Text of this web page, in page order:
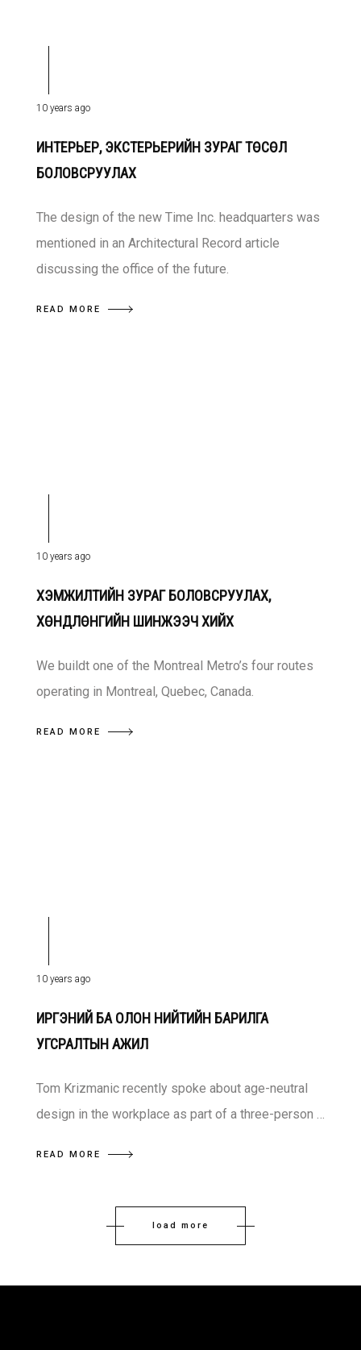
10 years ago
ИНТЕРЬЕР, ЭКСТЕРЬЕРИЙН ЗУРАГ ТӨСӨЛ
БОЛОВСРУУЛАХ
The design of the new Time Inc. headquarters was
mentioned in an Architectural Record article
discussing the office of the future.
READ MORE
10 years ago
ХЭМЖИЛТИЙН ЗУРАГ БОЛОВСРУУЛАХ,
ХӨНДЛӨНГИЙН ШИНЖЭЭЧ ХИЙХ
We buildt one of the Montreal Metro’s four routes
operating in Montreal, Quebec, Canada.
READ MORE
10 years ago
ИРГЭНИЙ БА ОЛОН НИЙТИЙН БАРИЛГА
УГСРАЛТЫН АЖИЛ
Tom Krizmanic recently spoke about age-neutral
design in the workplace as part of a three-person …
READ MORE
load more